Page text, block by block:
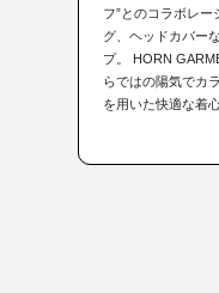
フ”とのコラボレー
グ、ヘッドカバー
プ。 HORN
らではの陽気でカ
を用いた快適な着